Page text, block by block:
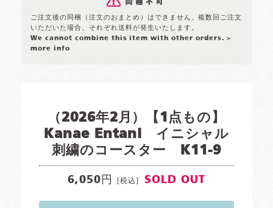
ご注文後の同梱（注文のおまとめ）はできません。複数回ご注文
いただいた場合、それぞれ送料が発生いたします。
We cannot combine this item with other orders. >
more info
（2026年2月）【1点もの】
Kanae Entani イニシャル
刺繍のコースター K11-9
6,050円 [税込] SOLD OUT